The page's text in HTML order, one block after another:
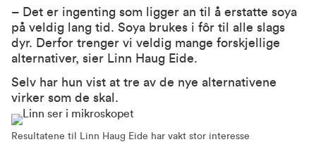
– Det er ingenting som ligger an til å erstatte soya
på veldig lang tid. Soya brukes i fôr til alle slags
dyr. Derfor trenger vi veldig mange forskjellige
alternativer, sier Linn Haug Eide.
Selv har hun vist at tre av de nye alternativene
virker som de skal.
Resultatene til Linn Haug Eide har vakt stor interesse